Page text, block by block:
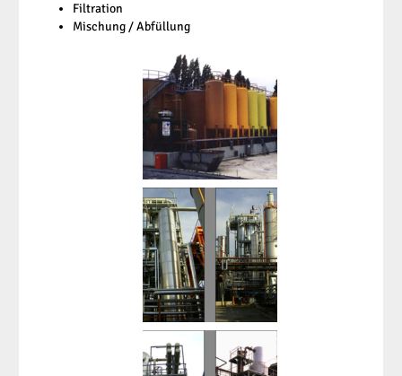
Filtration
Mischung / Abfüllung